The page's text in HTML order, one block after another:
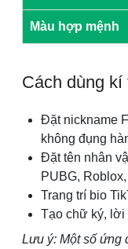
Màu hợp mệnh
Cách dùng
Đặt nickname
không đụng
Đặt tên nhân
PUBG,
Trang trí bio
Tạo chữ ký, lời
Lưu ý: Một số ứng